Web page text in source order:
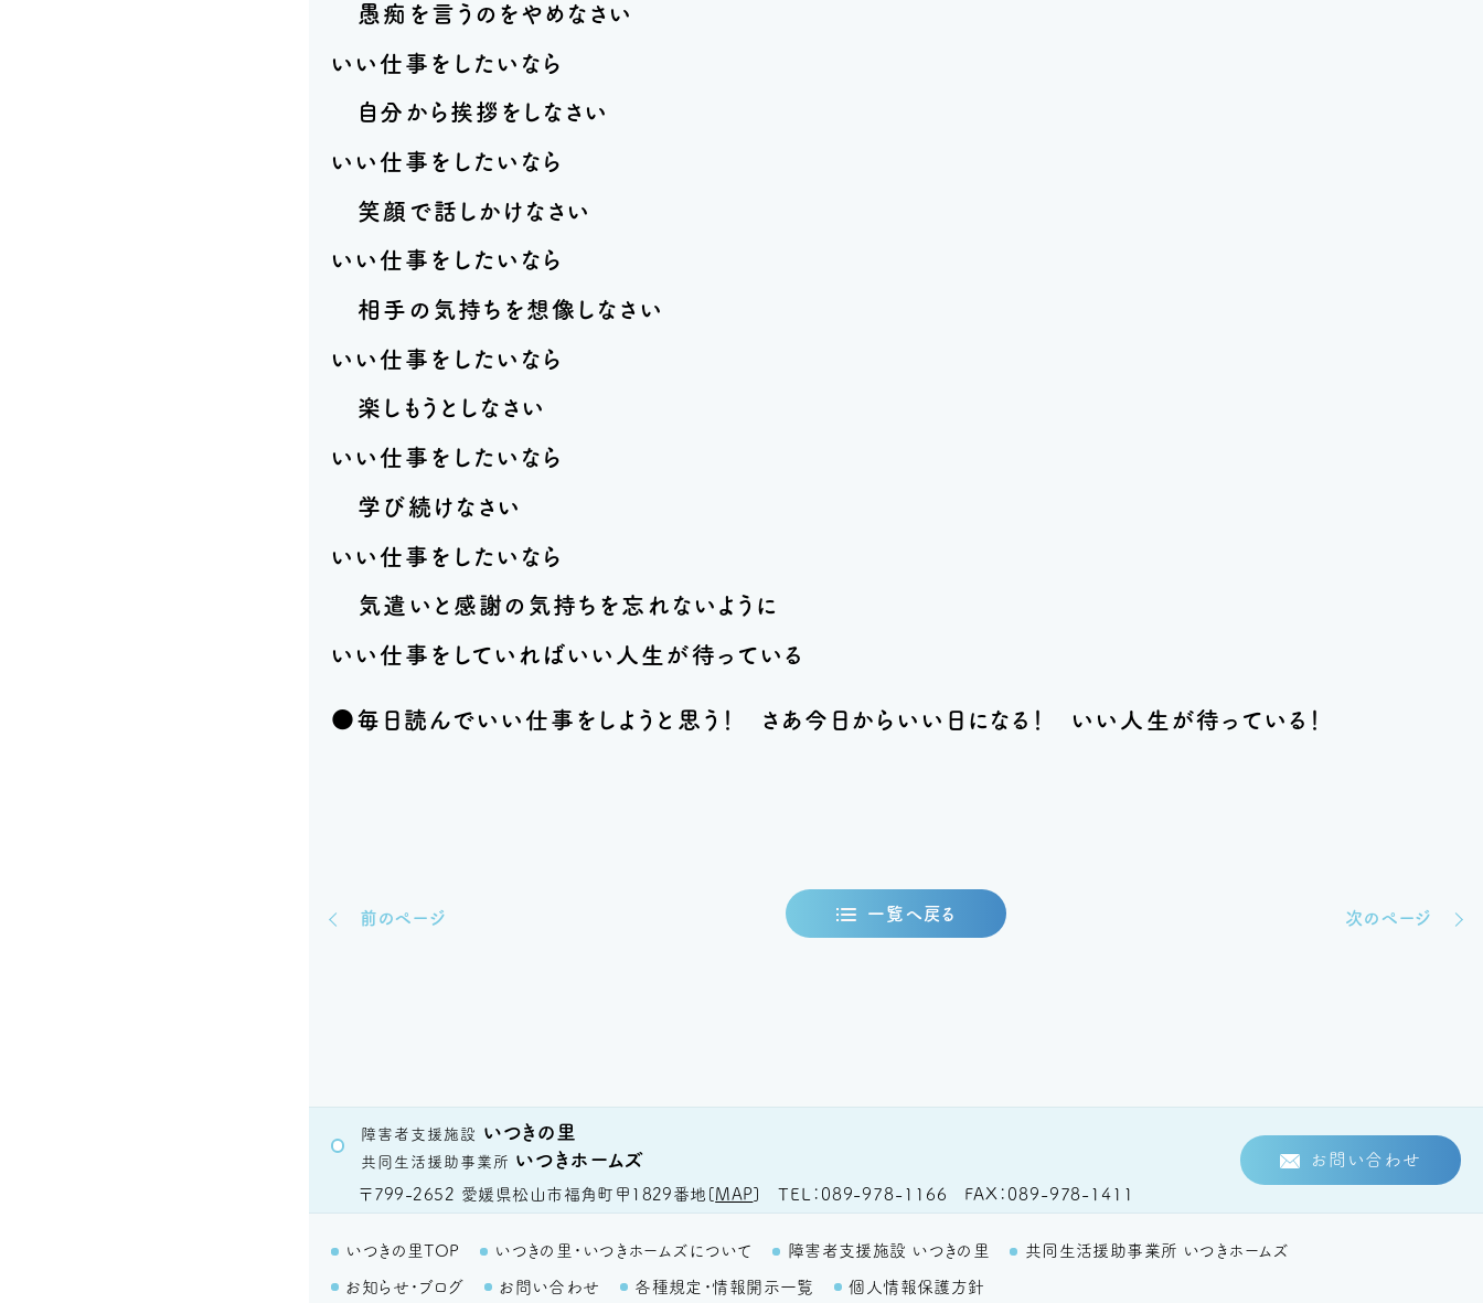
愚痴を言うのをやめなさい
いい仕事をしたいなら
自分から挨拶をしなさい
いい仕事をしたいなら
笑顔で話しかけなさい
いい仕事をしたいなら
相手の気持ちを想像しなさい
いい仕事をしたいなら
楽しもうとしなさい
いい仕事をしたいなら
学び続けなさい
いい仕事をしたいなら
気遣いと感謝の気持ちを忘れないように
いい仕事をしていればいい人生が待っている
●毎日読んでいい仕事をしようと思う！ さあ今日からいい日になる！ いい人生が待っている！
前のページ 次のページ
一覧へ戻る
障害者支援施設 いつきの里
共同生活援助事業所 いつきホームズ
〒799-2652 愛媛県松山市福角町甲1829番地 [ MAP ] TEL 089-978-1166 FAX 089-978-1411
お問い合わせ
いつきの里TOP いつきの里・いつきホームズについて 障害者支援施設 いつきの里 共同生活援助事業所 いつきホームズ
お知らせ・ブログ お問い合わせ 各種規定・情報開示一覧 個人情報保護方針